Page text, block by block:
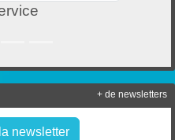
newsletter
+ de newsletters